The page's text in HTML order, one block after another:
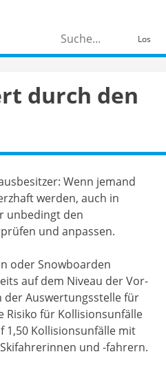
Los
durch den
Wenn jemand
werden, auch in
unbedingt den
und anpassen.
oder Snowboarden
auf dem Niveau der Vor-
der Auswertungsstelle für
Risiko für Kollisionsunfälle
1,50 Kollisionsunfälle mit
und -fahrern.